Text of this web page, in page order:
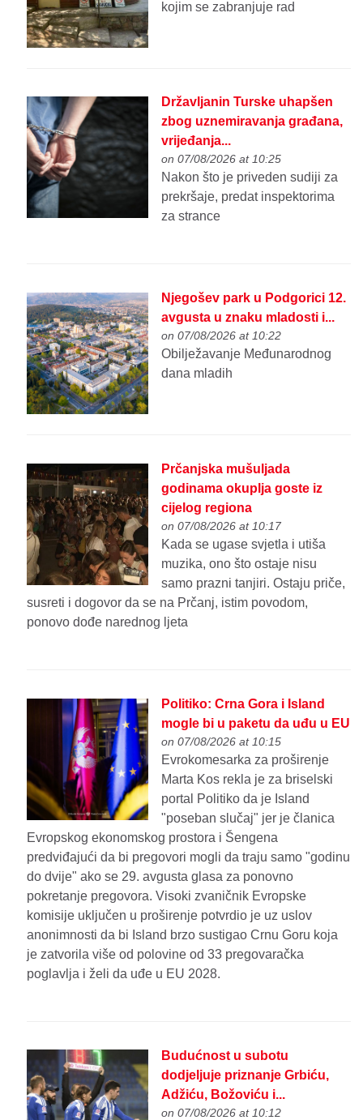
kojim se zabranjuje rad
Državljanin Turske uhapšen
zbog uznemiravanja građana,
vrijeđanja...
on 07/08/2026 at 10:25
Nakon što je priveden sudiji za
prekršaje, predat inspektorima
za strance
Njegošev park u Podgorici 12.
avgusta u znaku mladosti i...
on 07/08/2026 at 10:22
Obilježavanje Međunarodnog
dana mladih
Prčanjska mušuljada
godinama okuplja goste iz
cijelog regiona
on 07/08/2026 at 10:17
Kada se ugase svjetla i utiša
muzika, ono što ostaje nisu
samo prazni tanjiri. Ostaju priče,
susreti i dogovor da se na Prčanj, istim povodom,
ponovo dođe narednog ljeta
Politiko: Crna Gora i Island
mogle bi u paketu da uđu u EU
on 07/08/2026 at 10:15
Evrokomesarka za proširenje
Marta Kos rekla je za briselski
portal Politiko da je Island
"poseban slučaj" jer je članica
Evropskog ekonomskog prostora i Šengena
predviđajući da bi pregovori mogli da traju samo "godinu
do dvije" ako se 29. avgusta glasa za ponovno
pokretanje pregovora. Visoki zvaničnik Evropske
komisije uključen u proširenje potvrdio je uz uslov
anonimnosti da bi Island brzo sustigao Crnu Goru koja
je zatvorila više od polovine od 33 pregovaračka
poglavlja i želi da uđe u EU 2028.
Budućnost u subotu
dodjeljuje priznanje Grbiću,
Adžiću, Božoviću i...
on 07/08/2026 at 10:12